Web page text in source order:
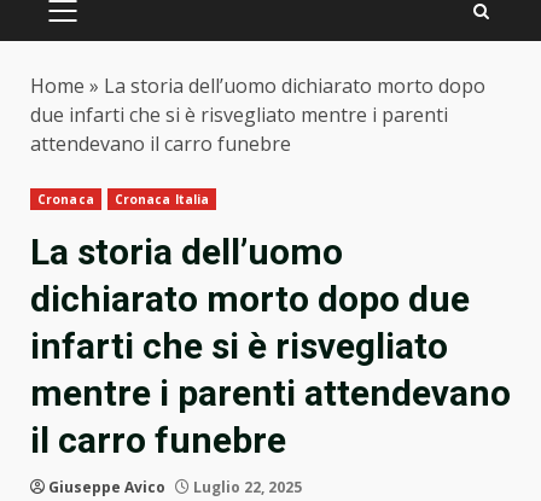
PRIMARY
Home » La storia dell’uomo dichiarato morto dopo
due infarti che si è risvegliato mentre i parenti
attendevano il carro funebre
Cronaca Cronaca Italia
La storia dell’uomo
dichiarato morto dopo due
infarti che si è risvegliato
mentre i parenti attendevano
il carro funebre
Giuseppe Avico Luglio 22, 2025